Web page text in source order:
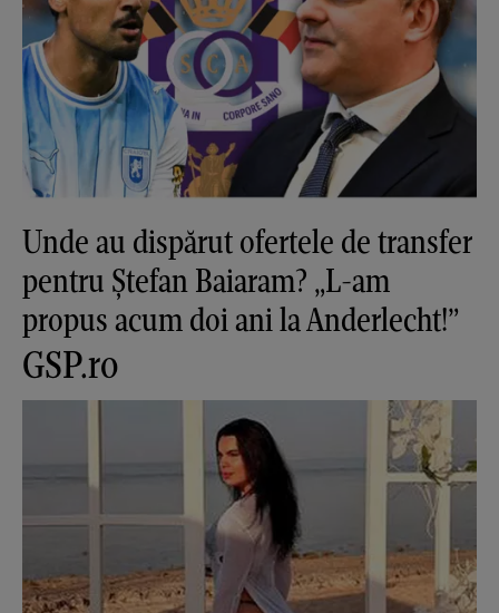
Unde au dispărut ofertele de transfer
pentru Ștefan Baiaram? „L-am
propus acum doi ani la Anderlecht!”
GSP.ro